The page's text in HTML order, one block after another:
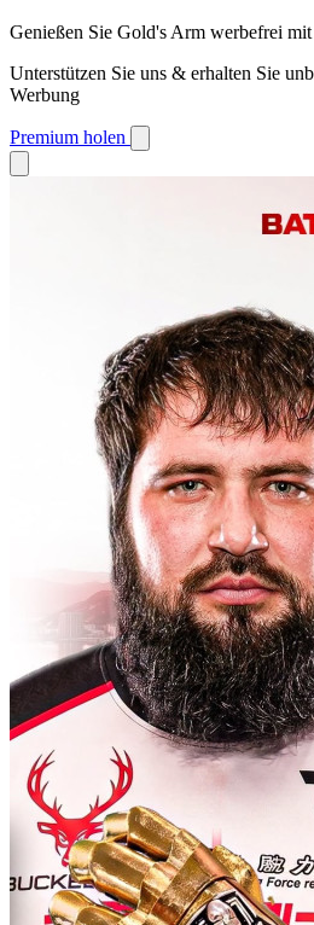
Genießen Sie Gold's Arm werbefrei
Unterstützen Sie uns & erhalten Sie
Werbung
Premium holen